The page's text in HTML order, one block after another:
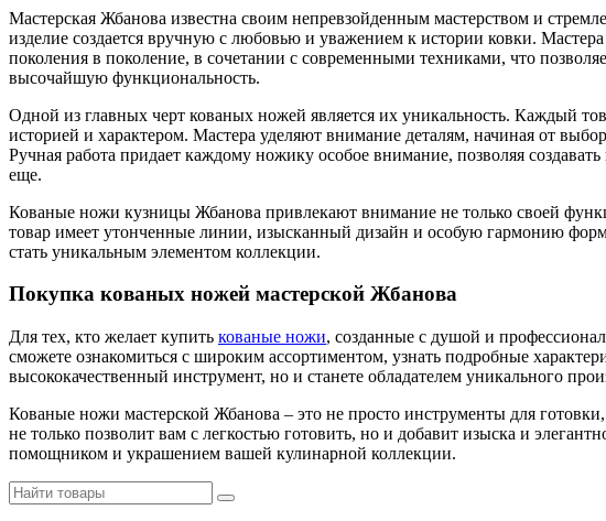
Мастерская Жбанова известна своим непревзойденным мастерством и
изделие создается вручную с любовью и уважением к истории ковки.
поколения в поколение, в сочетании с современными техниками, что
высочайшую функциональность.
Одной из главных черт кованых ножей является их уникальность. Каждый
историей и характером. Мастера уделяют внимание деталям, начиная от
Ручная работа придает каждому ножику особое внимание, позволяя
еще.
Кованые ножи кузницы Жбанова привлекают внимание не только своей
товар имеет утонченные линии, изысканный дизайн и особую гармонию
стать уникальным элементом коллекции.
Покупка кованых ножей мастерской Жбанова
Для тех, кто желает купить кованые ножи, созданные с душой и
сможете ознакомиться с широким ассортиментом, узнать подробные
высококачественный инструмент, но и станете обладателем уникального
Кованые ножи мастерской Жбанова – это не просто инструменты для
не только позволит вам с легкостью готовить, но и добавит изыска и
помощником и украшением вашей кулинарной коллекции.